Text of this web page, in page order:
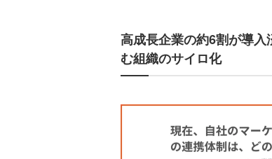
高成長企業の約6割が導
む組織のサイロ化